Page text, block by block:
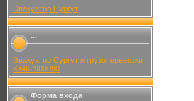
Эвакуатор Сургут
...
Эвакуатор Сургут и грузоперевозки
83462900090
Форма входа